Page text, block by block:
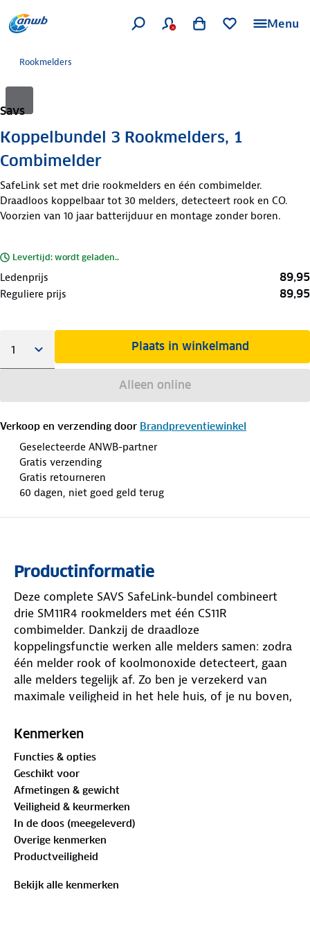
Menu
Rookmelders
Savs
Koppelbundel 3 Rookmelders, 1
Combimelder
SafeLink set met drie rookmelders en één combimelder.
Draadloos koppelbaar tot 30 melders, detecteert rook en CO.
Voorzien van 10 jaar batterijduur en montage zonder boren.
Levertijd: wordt geladen..
Ledenprijs 89,95
Reguliere prijs 89,95
Plaats in winkelmand
Alleen online
Verkoop en verzending door Brandpreventiewinkel
Geselecteerde ANWB-partner
Gratis verzending
Gratis retourneren
60 dagen, niet goed geld terug
Productinformatie
Deze complete SAVS SafeLink-bundel combineert
drie SM11R4 rookmelders met één CS11R
combimelder. Dankzij de draadloze
koppelingsfunctie werken alle melders samen: zodra
één melder rook of koolmonoxide detecteert, gaan
alle melders tegelijk af. Zo ben je verzekerd van
maximale veiligheid in het hele huis, of je nu boven,
Draadloos gekoppelde bescherming
De SM11R4 rookmelders reageren snel en
betrouwbaar bij rookontwikkeling in ruimtes tot 45
m². De CS11R combimelder voegt daar extra
bescherming tegen koolmonoxide aan toe, ideaal
voor ruimtes met een cv-ketel, open haard of
Kenmerken
Functies & opties
Geschikt voor
Afmetingen & gewicht
Veiligheid & keurmerken
In de doos (meegeleverd)
Overige kenmerken
Productveiligheid
Bekijk alle kenmerken